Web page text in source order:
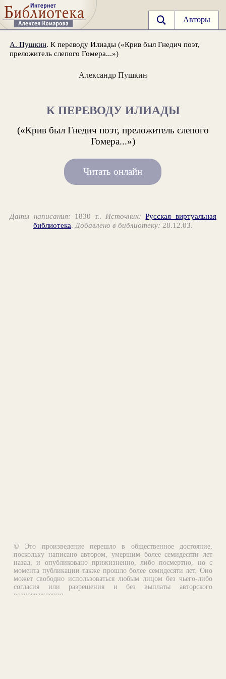
Авторы
А. Пушкин. К переводу Илиады («Крив был Гнедич поэт,
преложитель слепого Гомера...»)
Александр Пушкин
К ПЕРЕВОДУ ИЛИАДЫ
(«Крив был Гнедич поэт, преложитель слепого
Гомера...»)
Читать онлайн
Даты написания: 1830 г.. Источник: Русская виртуальная
библиотека. Добавлено в библиотеку: 28.12.03.
© Это произведение перешло в общественное достояние,
поскольку написано автором, умершим более семидесяти лет
назад, и опубликовано прижизненно, либо посмертно, но с
момента публикации также прошло более семидесяти лет. Оно
может свободно использоваться любым лицом без чьего-либо
согласия или разрешения и без выплаты авторского
вознаграждения.